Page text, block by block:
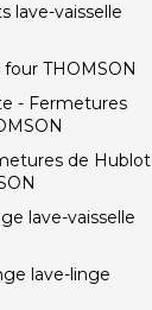
lave-vaisselle
THOMSON
- Fermetures
de Hublot
lave-vaisselle
lave-linge